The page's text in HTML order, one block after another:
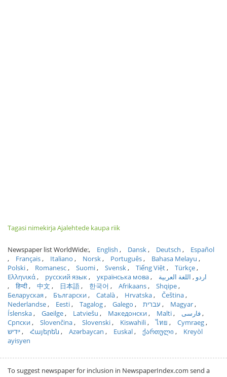
Tagasi nimekirja Ajalehtede kaupa riik
Newspaper list WorldWide: English Dansk Deutsch
Español
Français
Italiano Norsk Português
Bahasa Melayu
Polski
Romanesc Suomi Svensk Tiếng Việt
Türkçe
Ελληνικά
русский язык українська мова اردو
اللغة العربية
हिन्दी
中文 日本語 한국어 Afrikaans
Shqipe
Беларуская
Български Català Hrvatska
Čeština
Nederlandse
Eesti Tagalog Galego עברית
Magyar
Íslenska
Gaeilge Latviešu Македонски Malti
فارسی
Српски
Slovenčina Slovenski Kiswahili ไทย
Cymraeg
ייִדיש
Հայերեն Azərbaycan Euskal ქართული
Kreyòl
ayisyen
To suggest newspaper for inclusion in NewspaperIndex.com send a